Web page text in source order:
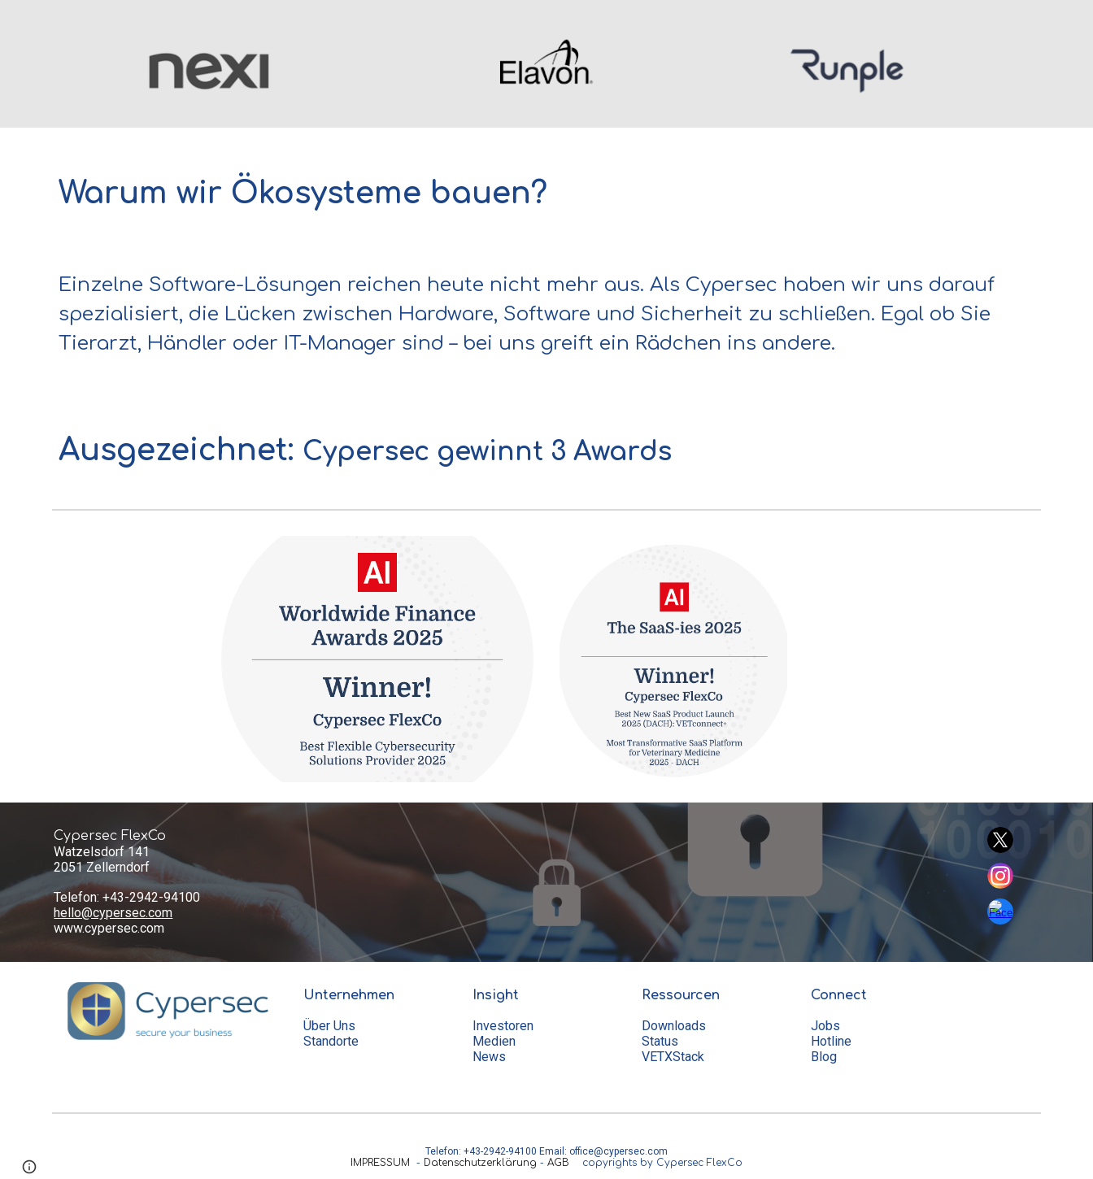
Warum wir Ökosysteme bauen?
Einzelne Software-Lösungen reichen heute nicht mehr aus. Als Cypersec haben wir uns darauf
spezialisiert, die Lücken zwischen Hardware, Software und Sicherheit zu schließen. Egal ob Sie
Tierarzt, Händler oder IT-Manager sind – bei uns greift ein Rädchen ins andere.
Ausgezeichnet: Cypersec gewinnt 3 Awards
Cypersec FlexCo
Watzelsdorf 141
2051 Zellerndorf
Telefon: +43-2942-94100
hello@cypersec.com
www.cypersec.com
Unternehmen
Über Uns
Standorte
Insight
Investoren
Medien
News
Ressourcen
Downloads
Status
VETXStack
Connect
Jobs
Hotline
Blog
Telefon: +43-2942-94100 Email: office@cypersec.com
IMPRESSUM
- Datenschutzerklärung - AGB copyrights by Cypersec FlexCo